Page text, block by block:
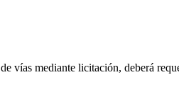
vías mediante licitación, deberá